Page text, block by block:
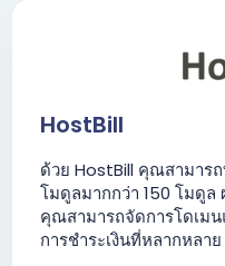
HostBill
ด้วย HostBill คุณสามาร
โมดูลมากกว่า 150 โมดูล
คุณสามารถจัดการโดเมน
การชำระเงินที่หลากหลาย